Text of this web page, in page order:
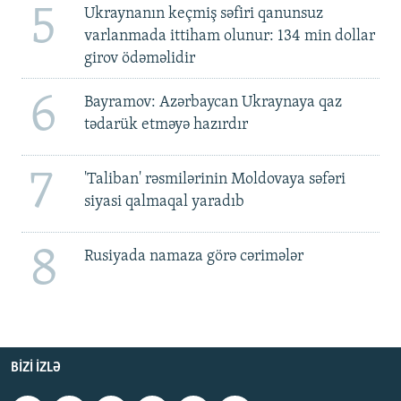
5
Ukraynanın keçmiş səfiri qanunsuz
varlanmada ittiham olunur: 134 min dollar
girov ödəməlidir
6
Bayramov: Azərbaycan Ukraynaya qaz
tədarük etməyə hazırdır
7
'Taliban' rəsmilərinin Moldovaya səfəri
siyasi qalmaqal yaradıb
8 Rusiyada namaza görə cərimələr
BIZI IZLƏ